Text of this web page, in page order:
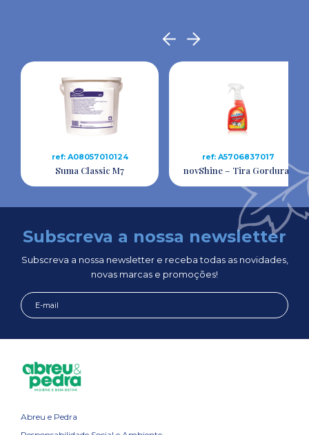
ref: A08057010124
Suma Classic M7
ref: A5706837017
novShine – Tira Gorduras
Subscreva a nossa newsletter
Subscreva a nossa newsletter e receba todas as novidades,
novas marcas e promoções!
Abreu e Pedra